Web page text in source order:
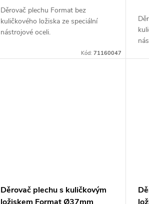
Děrovač plechu Format bez
kuličkového ložiska ze speciální
nástrojové oceli.
Kód: 71160047
Děrovač plechu s kuličkovým